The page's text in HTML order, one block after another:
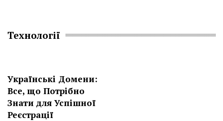
Технології
Українські Домени:
Все, що Потрібно
Знати для Успішної
Реєстрації